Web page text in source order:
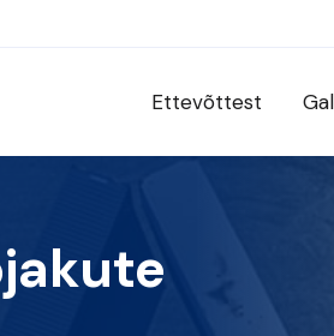
Ettevõttest